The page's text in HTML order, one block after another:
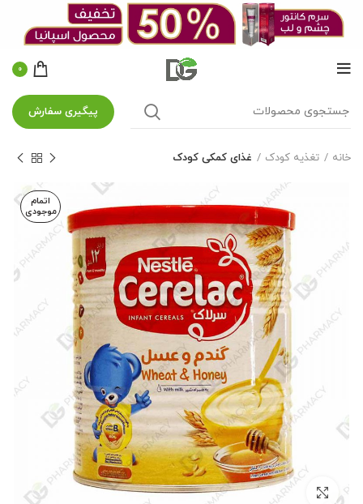
0
پیگیری سفارش
خانه تغذیه کودک غذای کمکی کودک
اتمام
موجودی
بزرگنمایی تصویر